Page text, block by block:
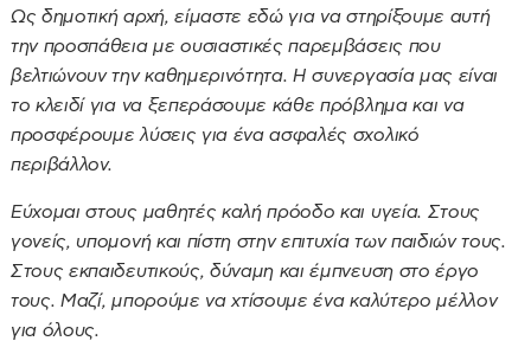
Ως δημοτική αρχή, είμαστε εδώ για να στηρίξουμε αυτή
την προσπάθεια με ουσιαστικές παρεμβάσεις που
βελτιώνουν την καθημερινότητα. Η συνεργασία μας είναι
το κλειδί για να ξεπεράσουμε κάθε πρόβλημα και να
προσφέρουμε λύσεις για ένα ασφαλές σχολικό
περιβάλλον.
Εύχομαι στους μαθητές καλή πρόοδο και υγεία. Στους
γονείς, υπομονή και πίστη στην επιτυχία των παιδιών τους.
Στους εκπαιδευτικούς, δύναμη και έμπνευση στο έργο
τους. Μαζί, μπορούμε να χτίσουμε ένα καλύτερο μέλλον
για όλους.